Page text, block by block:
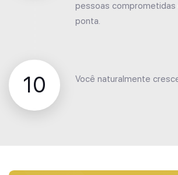
pessoas comprometidas
ponta.
10 Você naturalmente